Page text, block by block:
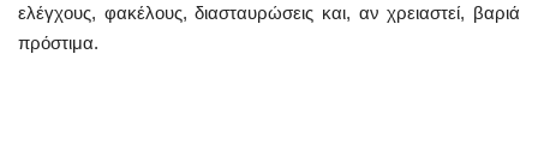
ελέγχους, φακέλους, διασταυρώσεις και, αν χρειαστεί, βαριά
πρόστιμα.